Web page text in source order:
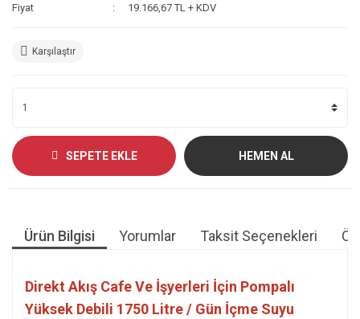
Fiyat 19.166,67 TL + KDV
Karşılaştır
SEPETE EKLE HEMEN AL
Ürün Bilgisi Yorumlar Taksit Seçenekleri
Direkt Akış Cafe Ve İşyerleri İçin Pompalı
Yüksek Debili 1750 Litre / Gün İçme Suyu